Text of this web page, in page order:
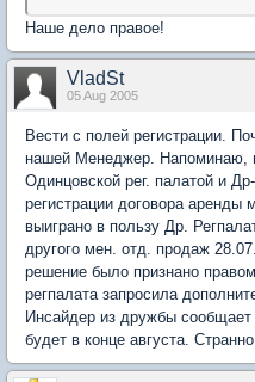
Наше дело правое!
VladSt
05 Aug 2005
Вести с полей регистрации.
нашей Менеджер. Напоминаю,
Одинцовской рег. палатой и
регистрации договора
выиграно в пользу Др.
другого мен. отд. продаж
решение было признано
регпалата запросила
Инсайдер из дружбы
будет в конце августа.